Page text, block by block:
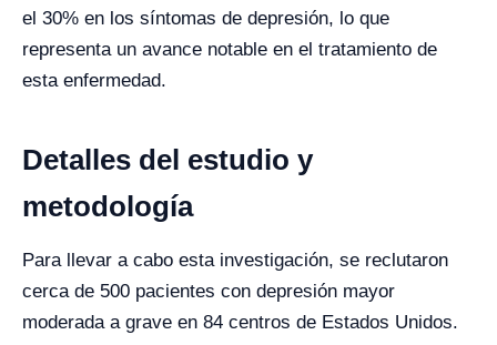
el 30% en los síntomas de depresión, lo que
representa un avance notable en el tratamiento de
esta enfermedad.
Detalles del estudio y
metodología
Para llevar a cabo esta investigación, se reclutaron
cerca de 500 pacientes con depresión mayor
moderada a grave en 84 centros de Estados Unidos.